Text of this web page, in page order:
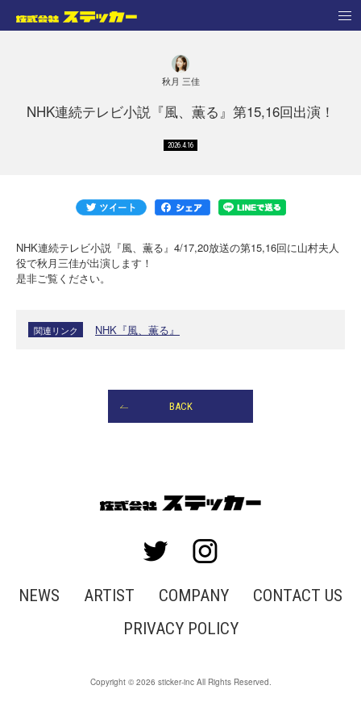
秋月 三佳
NHK連続テレビ小説『風、薫る』第15,16回出演！
2026.4.16
NHK連続テレビ小説『風、薫る』4/17,20放送の第15,16回に山村夫人
役で秋月三佳が出演します！
是非ご覧ください。
関連リンク NHK『風、薫る』
BACK
NEWS ARTIST COMPANY
CONTACT US
PRIVACY POLICY
Copyright © 2026 sticker-inc All Rights Reserved.